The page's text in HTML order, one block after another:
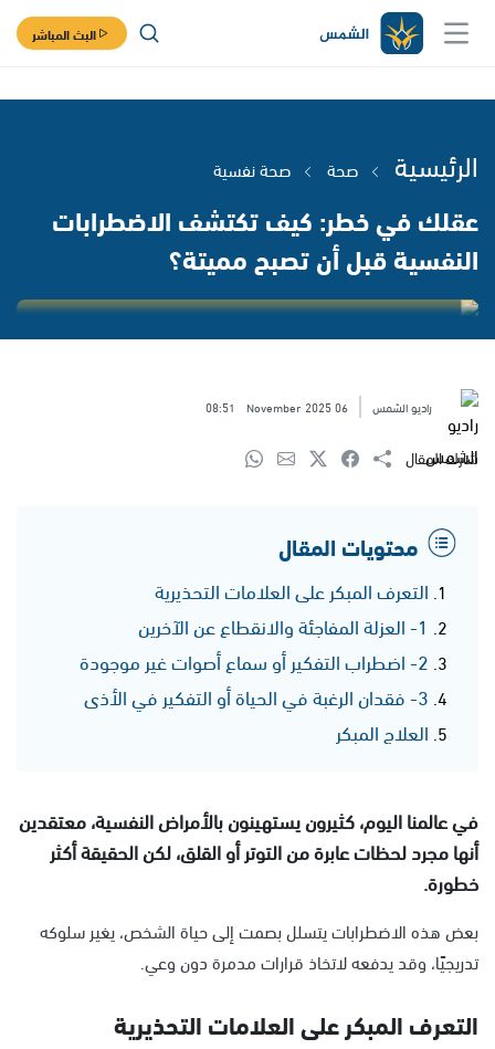
البث المباشر
الرئيسية صحة صحة نفسية
عقلك في خطر: كيف تكتشف الاضطرابات
النفسية قبل أن تصبح مميتة؟
راديو الشمس 06 November 2025
08:51
شارك المقال
محتويات المقال
التعرف المبكر على العلامات التحذيرية
1- العزلة المفاجئة والانقطاع عن الآخرين
2- اضطراب التفكير أو سماع أصوات غير موجودة
3- فقدان الرغبة في الحياة أو التفكير في الأذى
العلاج المبكر
في عالمنا اليوم، كثيرون يستهينون بالأمراض النفسية، معتقدين
أنها مجرد لحظات عابرة من التوتر أو القلق، لكن الحقيقة أكثر
خطورة.
بعض هذه الاضطرابات يتسلل بصمت إلى حياة الشخص، يغير سلوكه
تدريجيًا، وقد يدفعه لاتخاذ قرارات مدمرة دون وعي.
التعرف المبكر على العلامات التحذيرية